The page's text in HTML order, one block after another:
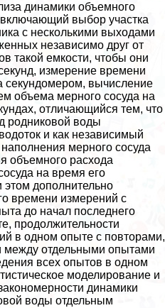
динамики объемного
выбор участка
с несколькими выходами
независимо друг от
такой емкости, чтобы они
измерение времени
секундомером, вычисление
объема мерного сосуда на
отличающийся тем, что
родниковой воды
и как независимый
мерного сосуда
объемного расхода
на время его
этом дополнительно
времени измерений с
до начал последнего
продолжительности
в одном опыте с повторами,
между отдельными опытами
всех опытов в одном
моделирование и
динамики
воды отдельным